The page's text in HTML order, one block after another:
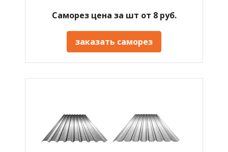
Саморез цена за шт от 8 руб.
заказать саморез